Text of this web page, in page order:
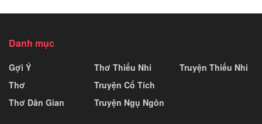
Danh mục
Gợi Ý
Thơ
Thơ Dân Gian
Thơ Thiếu Nhi
Truyện Cổ Tích
Truyện Ngụ Ngôn
Truyện Thiếu Nhi